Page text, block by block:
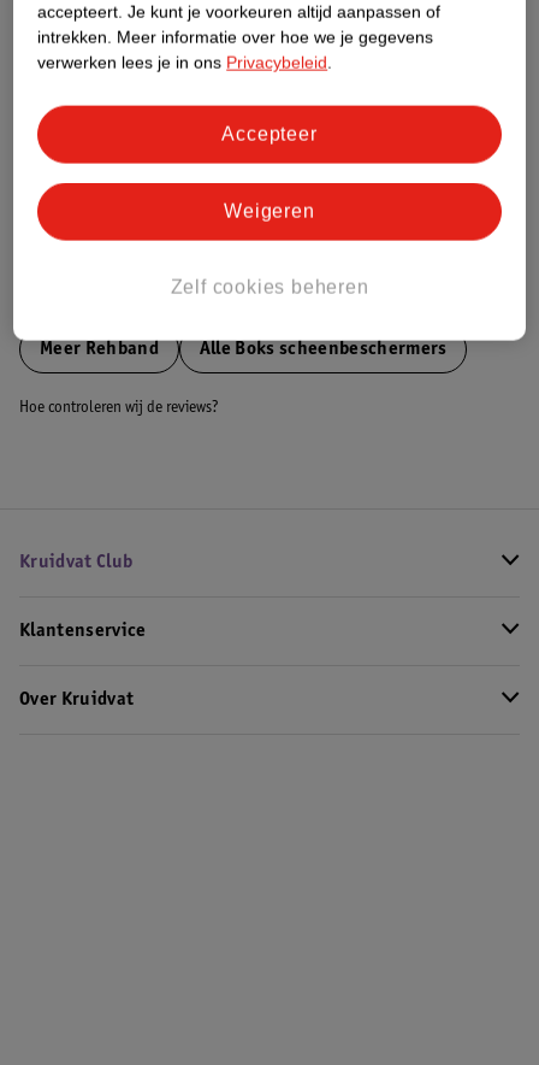
Nature Impact Score
Dit product heeft (nog) geen Nature
Meer informatie
Bestel & Bezorginformatie
Meer Rehband Alle Boks scheenbeschermers
Hoe controleren wij de reviews?
Kruidvat Club
Klantenservice
Over Kruidvat
accepteert. Je kunt je voorkeuren altijd aanpassen of
intrekken. Meer informatie over hoe we je gegevens
verwerken lees je in ons Privacybeleid.
Zelf cookies beheren
Weigeren
Accepteer